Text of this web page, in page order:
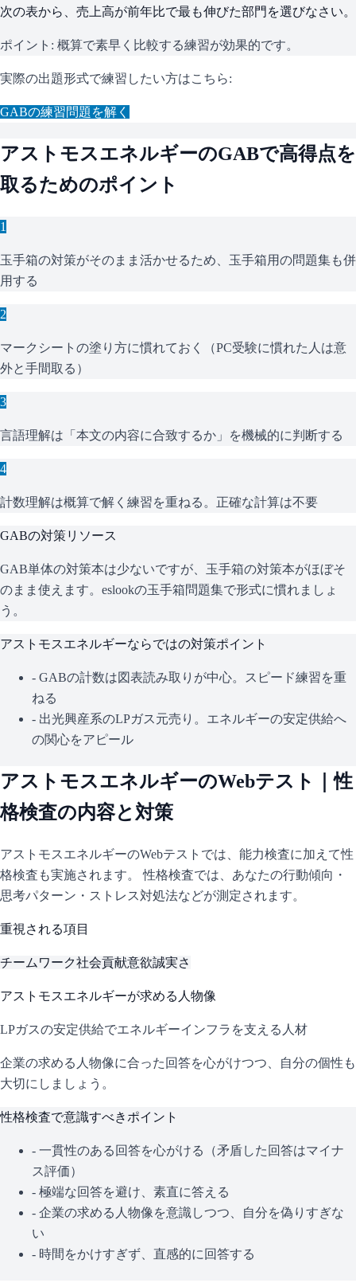
次の表から、売上高が前年比で最も伸びた部門を選びなさい。
ポイント: 概算で素早く比較する練習が効果的です。
実際の出題形式で練習したい方はこちら:
GABの練習問題を解く
アストモスエネルギーのGABで高得点を
取るためのポイント
1
玉手箱の対策がそのまま活かせるため、玉手箱用の問題集も併
用する
2
マークシートの塗り方に慣れておく（PC受験に慣れた人は意
外と手間取る）
3
言語理解は「本文の内容に合致するか」を機械的に判断する
4
計数理解は概算で解く練習を重ねる。正確な計算は不要
GABの対策リソース
GAB単体の対策本は少ないですが、玉手箱の対策本がほぼそ
のまま使えます。eslookの玉手箱問題集で形式に慣れましょ
う。
アストモスエネルギーならではの対策ポイント
- GABの計数は図表読み取りが中心。スピード練習を重
ねる
- 出光興産系のLPガス元売り。エネルギーの安定供給へ
の関心をアピール
アストモスエネルギーのWebテスト｜性
格検査の内容と対策
アストモスエネルギーのWebテストでは、能力検査に加えて性
格検査も実施されます。 性格検査では、あなたの行動傾向・
思考パターン・ストレス対処法などが測定されます。
重視される項目
チームワーク社会貢献意欲誠実さ
アストモスエネルギーが求める人物像
LPガスの安定供給でエネルギーインフラを支える人材
企業の求める人物像に合った回答を心がけつつ、自分の個性も
大切にしましょう。
性格検査で意識すべきポイント
- 一貫性のある回答を心がける（矛盾した回答はマイナ
ス評価）
- 極端な回答を避け、素直に答える
- 企業の求める人物像を意識しつつ、自分を偽りすぎな
い
- 時間をかけすぎず、直感的に回答する